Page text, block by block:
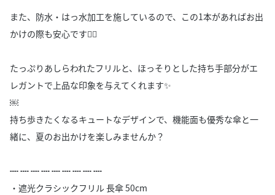
また、防水・はっ水加工を施しているので、この1本があればお出
かけの際も安心です🙆‍♀️
たっぷりあしらわれたフリルと、ほっそりとした持ち手部分がエ
レガントで上品な印象を与えてくれます✨
￼
持ち歩きたくなるキュートなデザインで、機能面も優秀な傘と一
緒に、夏のお出かけを楽しみませんか？
┉ ┉ ┉ ┉ ┉ ┉ ┉ ┉ ┉
・遮光クラシックフリル 長傘 50cm